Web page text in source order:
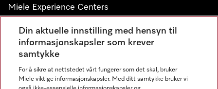
Miele Experience Centers
Miele Experience Center Nesbru
Miele Outlet Nesbru
Nyhetsbrev
Din aktuelle innstilling med hensyn til
informasjonskapsler som krever
samtykke
For å sikre at nettstedet vårt fungerer som det skal, bruker
Miele viktige informasjonskapsler. Med ditt samtykke bruker vi